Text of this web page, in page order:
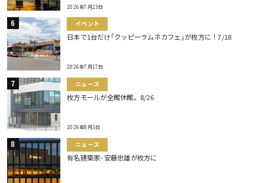
2026年7月23日
イベント
日本で1台だけ｢クッピーラムネカフェ｣が枚方に！7/18
2026年7月17日
ニュース
枚方モールが全館休館。8/26
2026年8月3日
ニュース
有名建築家･安藤忠雄が枚方に